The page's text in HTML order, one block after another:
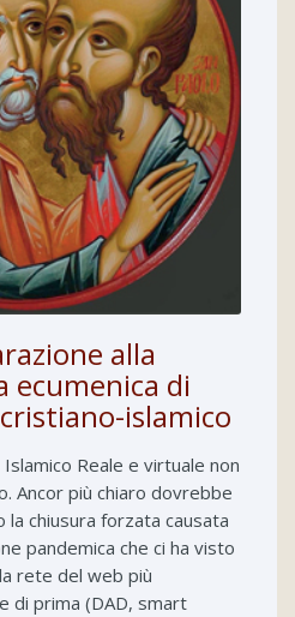
alla
ecumenica di
islamico
Reale e virtuale non
Ancor più chiaro dovrebbe
la chiusura forzata causata
pandemica che ci ha visto
rete del web più
di prima (DAD, smart